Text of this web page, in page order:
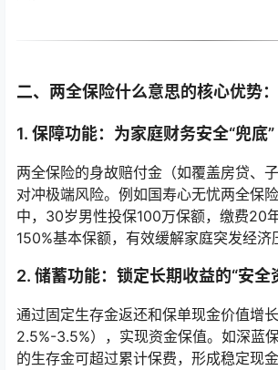
二、两全保险什么意思的核心优势
1. 保障功能：为家庭财务安全“兜底”
两全保险的身故赔付金（如覆盖房贷、
对冲极端风险。例如国寿心无忧两全保
中，30岁男性投保100万保额，缴费20
150%基本保额，有效缓解家庭突发经济
2. 储蓄功能：锁定长期收益的“安全
通过固定生存金返还和保单现金价值增
2.5%-3.5%），实现资金保值。如深蓝
的生存金可超过累计保费，形成稳定现